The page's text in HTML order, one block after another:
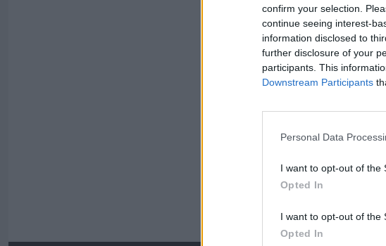
confirm your selection.
continue seeing interest-
information disclosed to
further disclosure of your
participants. This
Downstream Participants
Personal Data
I want to opt-out of the
Opted In
I want to opt-out of the
Opted In